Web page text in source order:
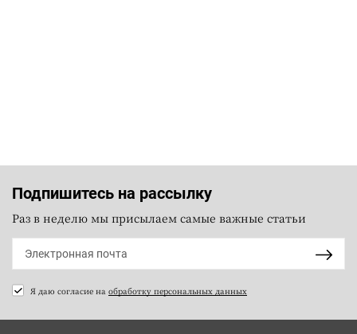
Подпишитесь на рассылку
Раз в неделю мы присылаем самые важные статьи
Я даю согласие на обработку персональных данных